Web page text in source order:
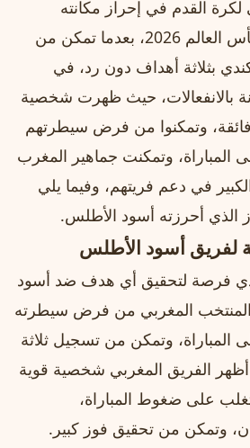
القدم في إحراز مكانته
التاريخية في بطولة كأس العالم 2026، بعدما تمكن من
بثلاثة أهداف دون رد، في
بالانفعالات، حيث ظهرت شخصية
وتمكنوا من فرض سيطرتهم
المباراة، وتمكنت جماهير المغرب
في دعم فريتهم، وفيما يلي
الذي أحرزته أسود الأطلس.
لفريق أسود الأطلس
فرصة لتحقيق أي هدف ضد أسود
المغربي من فرض سيطرته
المباراة، وتمكن من تسجيل ثلاثة
الفريق المغربي شخصية قوية
على ضغوط المباراة،
وتمكن من تحقيق فوز كبير.